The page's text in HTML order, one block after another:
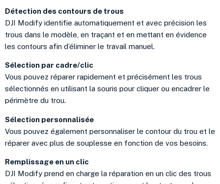
Détection des contours de trous
DJI Modify identifie automatiquement et avec précision les
trous dans le modèle, en traçant et en mettant en évidence
les contours afin d’éliminer le travail manuel.
Sélection par cadre/clic
Vous pouvez réparer rapidement et précisément les trous
sélectionnés en utilisant la souris pour cliquer ou encadrer le
périmètre du trou.
Sélection personnalisée
Vous pouvez également personnaliser le contour du trou et le
réparer avec plus de souplesse en fonction de vos besoins.
Remplissage en un clic
DJI Modify prend en charge la réparation en un clic des trous